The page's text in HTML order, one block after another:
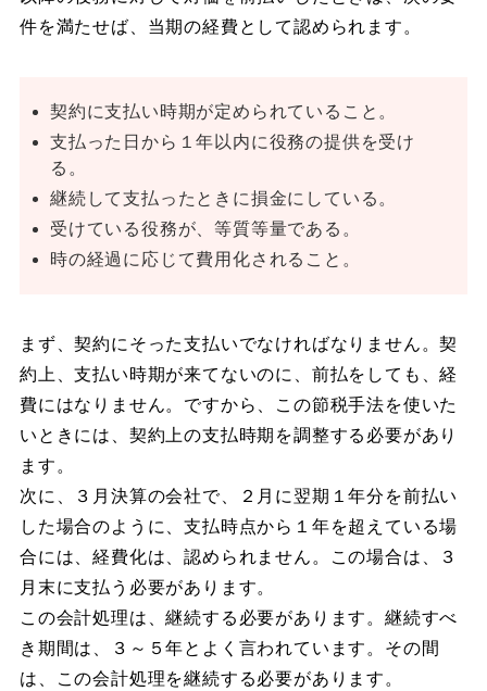
件を満たせば、当期の経費として認められます。
契約に支払い時期が定められていること。
支払った日から１年以内に役務の提供を受け
る。
継続して支払ったときに損金にしている。
受けている役務が、等質等量である。
時の経過に応じて費用化されること。
まず、契約にそった支払いでなければなりません。契
約上、支払い時期が来てないのに、前払をしても、経
費にはなりません。ですから、この節税手法を使いた
いときには、契約上の支払時期を調整する必要があり
ます。
次に、３月決算の会社で、２月に翌期１年分を前払い
した場合のように、支払時点から１年を超えている場
合には、経費化は、認められません。この場合は、３
月末に支払う必要があります。
この会計処理は、継続する必要があります。継続すべ
き期間は、３～５年とよく言われています。その間
は、この会計処理を継続する必要があります。